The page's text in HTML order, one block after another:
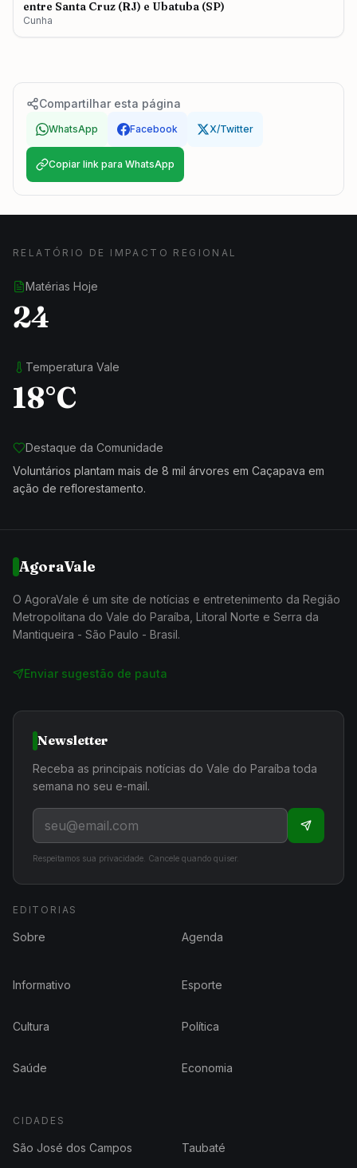
entre Santa Cruz (RJ) e Ubatuba (SP)
Cunha
Compartilhar esta página
WhatsApp Facebook X/Twitter
Copiar link para WhatsApp
RELATÓRIO DE IMPACTO REGIONAL
Matérias Hoje
24
Temperatura Vale
18°C
Destaque da Comunidade
Voluntários plantam mais de 8 mil árvores em Caçapava em
ação de reflorestamento.
AgoraVale
O AgoraVale é um site de notícias e entretenimento da Região
Metropolitana do Vale do Paraíba, Litoral Norte e Serra da
Mantiqueira - São Paulo - Brasil.
Enviar sugestão de pauta
Newsletter
Receba as principais notícias do Vale do Paraíba toda
semana no seu e-mail.
Respeitamos sua privacidade. Cancele quando quiser.
EDITORIAS
Sobre Agenda
Informativo Esporte
Cultura Política
Saúde Economia
CIDADES
São José dos Campos Taubaté